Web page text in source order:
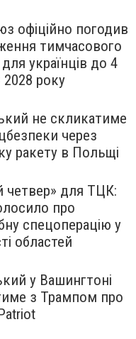
офіційно погодив
тимчасового
українців до 4
2028 року
не скликатиме
через
ракету в Польщі
четвер» для ТЦК:
про
спецоперацію у
областей
у Вашингтоні
з Трампом про